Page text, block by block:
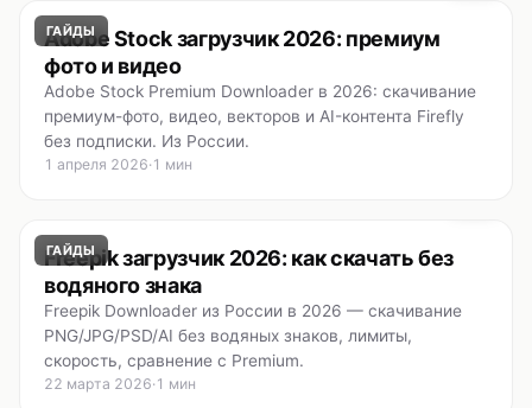
ГАЙДЫ
Adobe Stock загрузчик 2026: премиум
фото и видео
Adobe Stock Premium Downloader в 2026: скачивание
премиум-фото, видео, векторов и AI-контента Firefly
без подписки. Из России.
1 апреля 2026· 1 мин
ГАЙДЫ
Freepik загрузчик 2026: как скачать без
водяного знака
Freepik Downloader из России в 2026 — скачивание
PNG/JPG/PSD/AI без водяных знаков, лимиты,
скорость, сравнение с Premium.
22 марта 2026· 1 мин